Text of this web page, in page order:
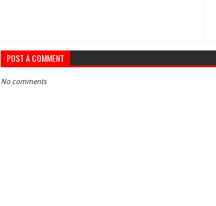
POST A COMMENT
No comments